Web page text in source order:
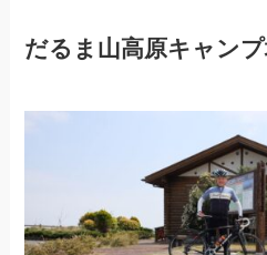
だるま山高原キャン